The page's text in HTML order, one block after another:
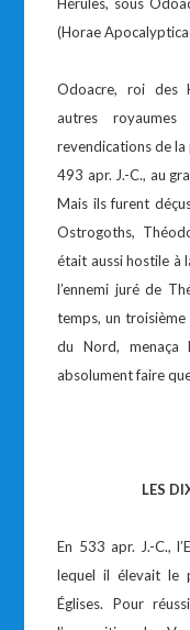
(Horae
Odoacre, roi des
autres
revendications de la
493 apr. J.-C., au
Mais ils furent
Ostrogoths,
était aussi hostile à
l’ennemi juré de
temps, un troisième
du Nord, menaça
absolument faire
LES
En 533 apr. J.-C.,
lequel il élevait le
Églises. Pour